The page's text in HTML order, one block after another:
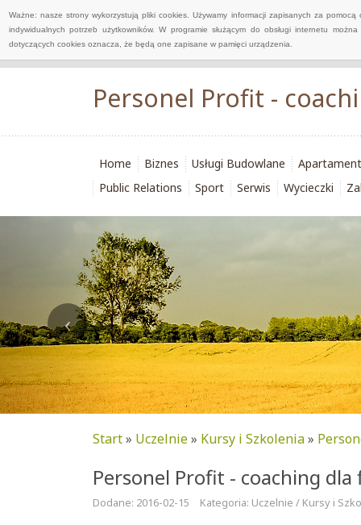
Ważne: nasze strony wykorzystują pliki cookies. Używamy informacji zapisanych za
indywidualnych potrzeb użytkowników. W programie służącym do obsługi internetu
dotyczących cookies oznacza, że będą one zapisane w pamięci urządzenia.
Personel Profit -
Home Biznes Usługi Budowlane
Public Relations
Sport Serwis Wycieczki
Start» Uczelnie» Kursy i Szkolenia»
Personel Profit - coaching dla
Dodane: 2016-02-15 Kategoria: Uczelnie / Kursy i